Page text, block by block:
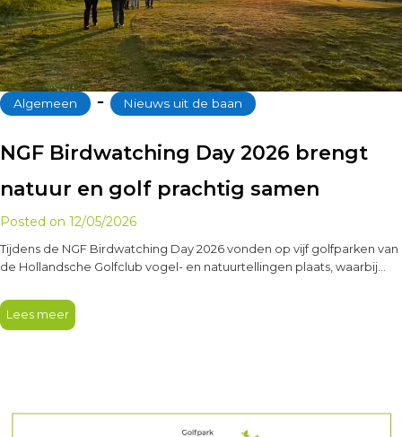
Algemeen ‐ Nieuws uit de baan
NGF Birdwatching Day 2026 brengt
natuur en golf prachtig samen
Posted on 12/05/2026
Tijdens de NGF Birdwatching Day 2026 vonden op vijf golfparken van
de Hollandsche Golfclub vogel- en natuurtellingen plaats, waarbij
Lees meer